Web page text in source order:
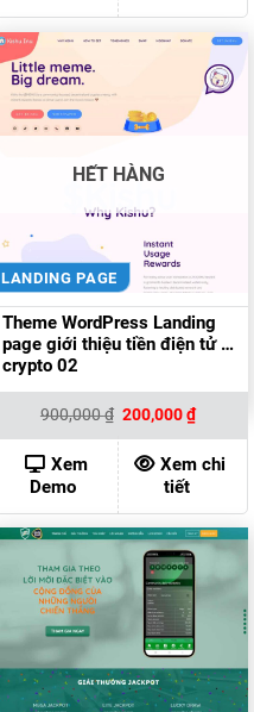
HẾT HÀNG
LANDING PAGE
Theme WordPress Landing
page giới thiệu tiền điện tử –
crypto 02
900,000₫ Giá
gốc
là:
900,000 ₫.
200,000₫Giá
hiện
tại
là:
Xem
Demo
Xem chi
tiết